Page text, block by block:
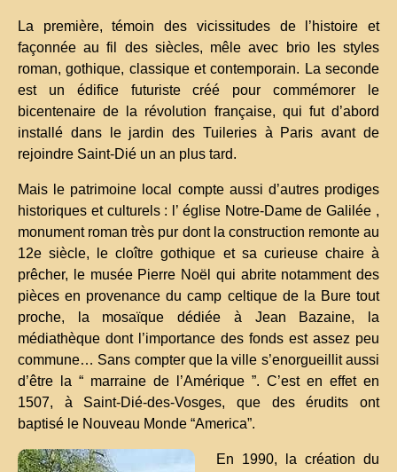
La première, témoin des vicissitudes de l’histoire et
façonnée au fil des siècles, mêle avec brio les styles
roman, gothique, classique et contemporain. La seconde
est un édifice futuriste créé pour commémorer le
bicentenaire de la révolution française, qui fut d’abord
installé dans le jardin des Tuileries à Paris avant de
rejoindre Saint-Dié un an plus tard.
Mais le patrimoine local compte aussi d’autres prodiges
historiques et culturels : l’ église Notre-Dame de Galilée ,
monument roman très pur dont la construction remonte au
12e siècle, le cloître gothique et sa curieuse chaire à
prêcher, le musée Pierre Noël qui abrite notamment des
pièces en provenance du camp celtique de la Bure tout
proche, la mosaïque dédiée à Jean Bazaine, la
médiathèque dont l’importance des fonds est assez peu
commune… Sans compter que la ville s’enorgueillit aussi
d’être la “ marraine de l’Amérique ”. C’est en effet en
1507, à Saint-Dié-des-Vosges, que des érudits ont
baptisé le Nouveau Monde “America”.
En 1990, la création du